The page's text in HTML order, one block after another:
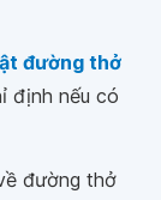
đường thở
định nếu có
đường thở